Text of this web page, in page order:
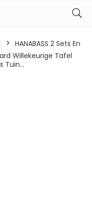
HANABASS 2 Sets En
Willekeurige Tafel
Tuin…